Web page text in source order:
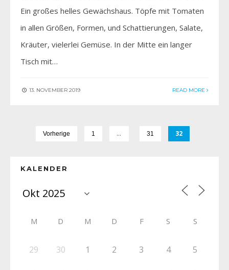
Ein großes helles Gewächshaus. Töpfe mit Tomaten
in allen Größen, Formen, und Schattierungen, Salate,
Kräuter, vielerlei Gemüse. In der Mitte ein langer
Tisch mit…
13. NOVEMBER 2019 READ MORE
Vorherige 1 … 31 32
KALENDER
M D M D F S S
29 30 1 2 3 4 5